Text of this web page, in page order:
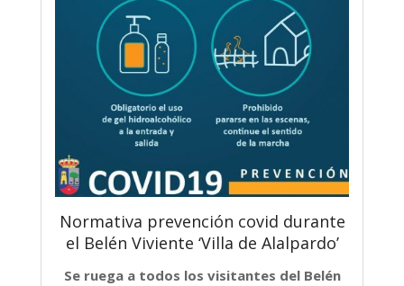
Normativa prevención covid durante
el Belén Viviente ‘Villa de Alalpardo’
Se ruega a todos los visitantes del Belén